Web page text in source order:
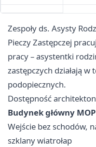
Zespoły ds. Asysty
Pieczy Zastępczej
pracy – asystentki
zastępczych działają w
podopiecznych.
Dostępność
Budynek główny
Wejście bez schodów,
szklany wiatrołap